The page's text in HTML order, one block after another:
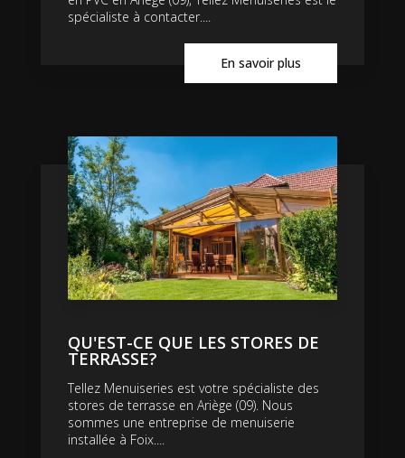
spécialiste à contacter....
En savoir plus
QU'EST-CE QUE LES STORES DE
TERRASSE?
Tellez Menuiseries est votre spécialiste des
stores de terrasse en Ariège (09). Nous
sommes une entreprise de menuiserie
installée à Foix....